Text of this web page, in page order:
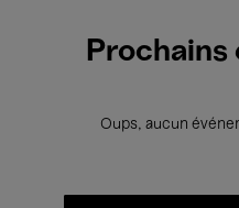
Prochains
Oups, aucun